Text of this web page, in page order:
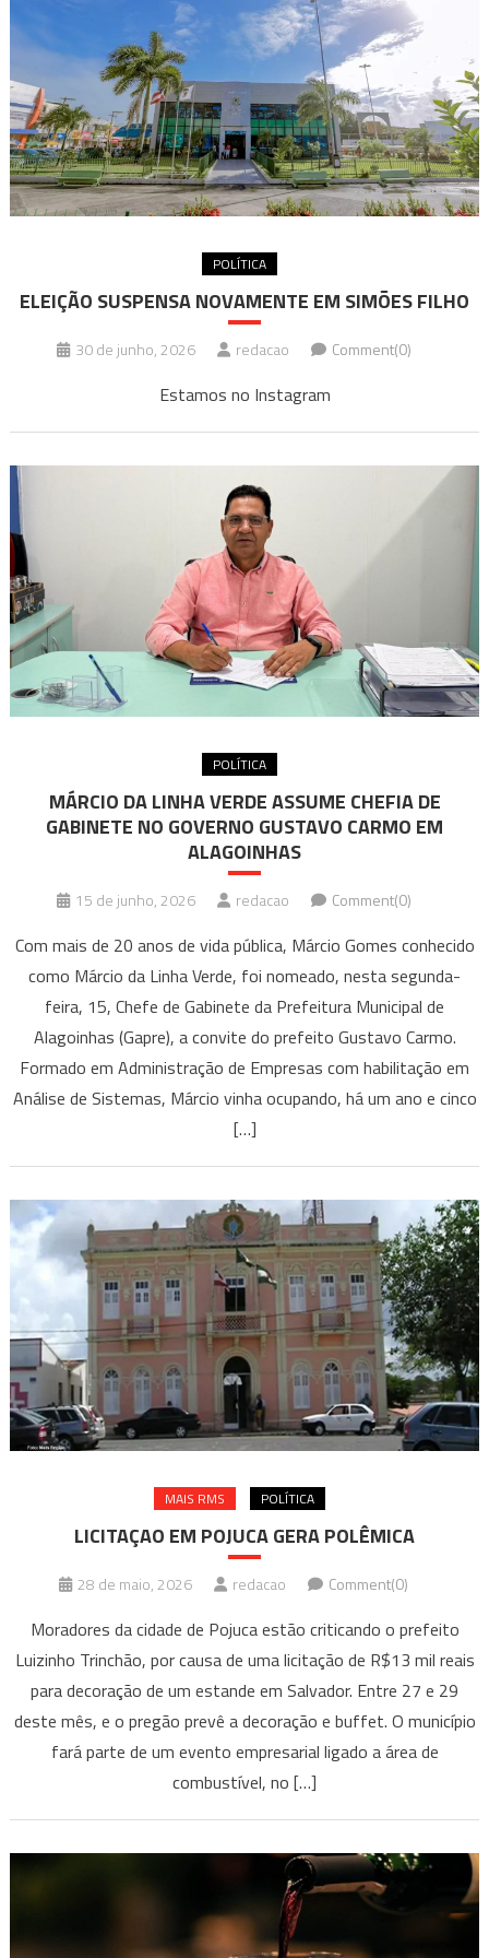
POLÍTICA
ELEIÇÃO SUSPENSA NOVAMENTE EM SIMÕES FILHO
30 de junho, 2026 redacao Comment(0)
Estamos no Instagram
POLÍTICA
MÁRCIO DA LINHA VERDE ASSUME CHEFIA DE
GABINETE NO GOVERNO GUSTAVO CARMO EM
ALAGOINHAS
15 de junho, 2026 redacao Comment(0)
Com mais de 20 anos de vida pública, Márcio Gomes conhecido
como Márcio da Linha Verde, foi nomeado, nesta segunda-
feira, 15, Chefe de Gabinete da Prefeitura Municipal de
Alagoinhas (Gapre), a convite do prefeito Gustavo Carmo.
Formado em Administração de Empresas com habilitação em
Análise de Sistemas, Márcio vinha ocupando, há um ano e cinco
[…]
MAIS RMS POLÍTICA
LICITAÇAO EM POJUCA GERA POLÊMICA
28 de maio, 2026 redacao Comment(0)
Moradores da cidade de Pojuca estão criticando o prefeito
Luizinho Trinchão, por causa de uma licitação de R$13 mil reais
para decoração de um estande em Salvador. Entre 27 e 29
deste mês, e o pregão prevê a decoração e buffet. O município
fará parte de um evento empresarial ligado a área de
combustível, no […]